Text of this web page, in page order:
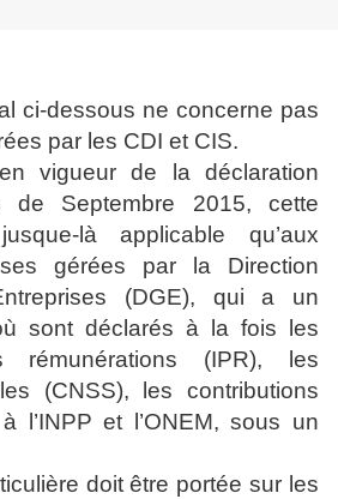
ci-dessous ne concerne pas
par les CDI et CIS.
vigueur de la déclaration
de Septembre 2015, cette
là applicable qu’aux
gérées par la Direction
(DGE), qui a un
sont déclarés à la fois les
(IPR), les
(CNSS), les contributions
l’INPP et l’ONEM, sous un
doit être portée sur les